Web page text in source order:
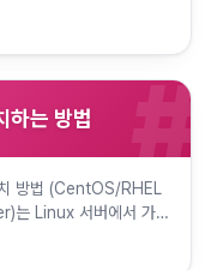
하는 방법 #
방법 (CentOS/RHEL
는 Linux 서버에서 가장